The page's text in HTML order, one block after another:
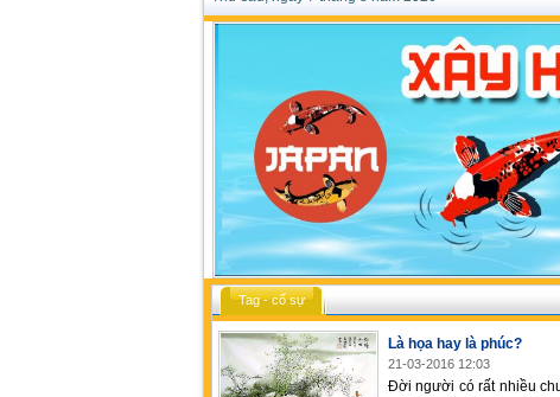
Tag - cố sự
Là họa hay là phúc?
21-03-2016 12:03
Đời người có rất nhiều